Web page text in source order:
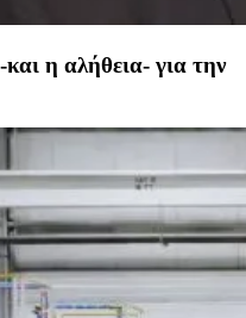
η αλήθεια- για την